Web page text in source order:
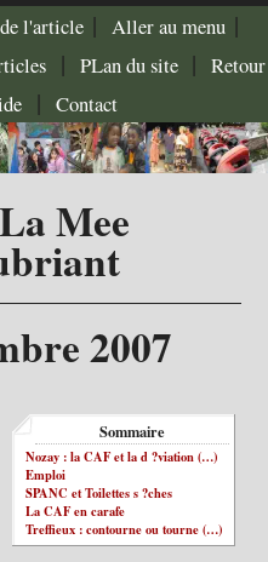
l'article| Aller au menu|
| PLan du site | Retour
| Contact
Mee
2007
Sommaire
Nozay : la CAF et la d ?viation (…)
Emploi
SPANC et Toilettes s ?ches
La CAF en carafe
Treffieux : contourne ou tourne (…)